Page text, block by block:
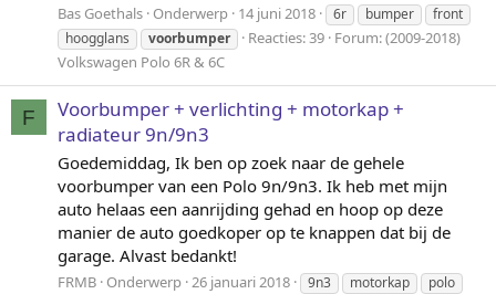
Bas Goethals Onderwerp 14 juni 2018 6r bumper
front
hoogglans
voorbumper Reacties: 39 Forum:(2009-2018)
Volkswagen Polo 6R & 6C
F
Voorbumper + verlichting + motorkap +
radiateur 9n/9n3
Goedemiddag, Ik ben op zoek naar de gehele
voorbumper van een Polo 9n/9n3. Ik heb met mijn
auto helaas een aanrijding gehad en hoop op deze
manier de auto goedkoper op te knappen dat bij de
garage. Alvast bedankt!
FRMB Onderwerp 26 januari 2018 9n3 motorkap
polo